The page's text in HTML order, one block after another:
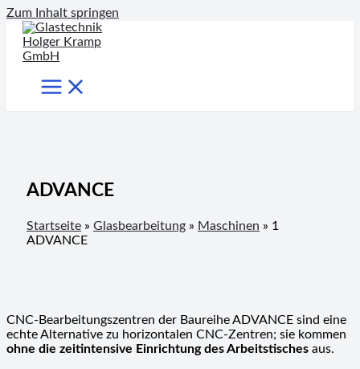
Zum Inhalt springen
ADVANCE
Startseite » Glasbearbeitung » Maschinen » 1
ADVANCE
CNC-Bearbeitungszentren der Baureihe ADVANCE sind eine
echte Alternative zu horizontalen CNC-Zentren; sie kommen
ohne die zeitintensive Einrichtung des Arbeitstisches aus.